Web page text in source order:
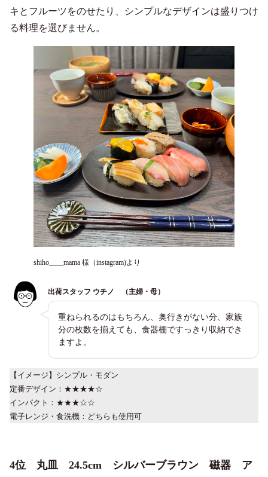
キとフルーツをのせたり、シンプルなデザインは盛りつけ
る料理を選びません。
shiho____mama 様（instagram)より
出荷スタッフ ウチノ （主婦・母）
重ねられるのはもちろん、奥行きがない分、家族
分の枚数を揃えても、食器棚ですっきり収納でき
ますよ。
【イメージ】シンプル・モダン
定番デザイン：★★★★☆
インパクト：★★★☆☆
電子レンジ・食洗機：どちらも使用可
4位 丸皿 24.5cm シルバーブラウン 磁器 ア